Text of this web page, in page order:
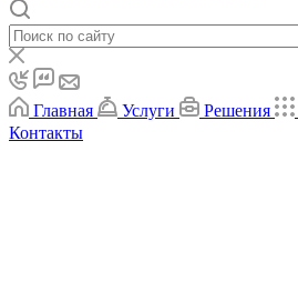
Главная Услуги Решения
Контакты